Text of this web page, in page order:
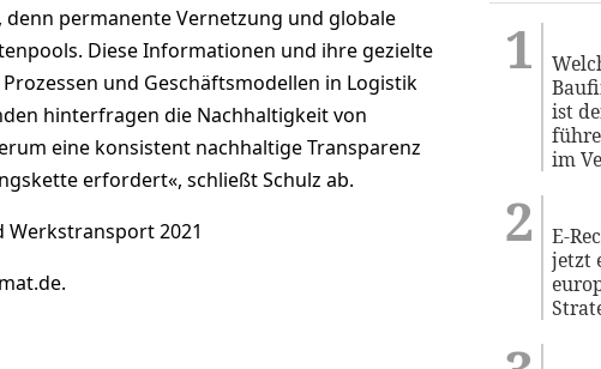
permanente Vernetzung und globale
Diese Informationen und ihre gezielte
und Geschäftsmodellen in Logistik
hinterfragen die Nachhaltigkeit von
eine konsistent nachhaltige Transparenz
erfordert«, schließt Schulz ab.
Werkstransport 2021
ist
im
E-
jetzt